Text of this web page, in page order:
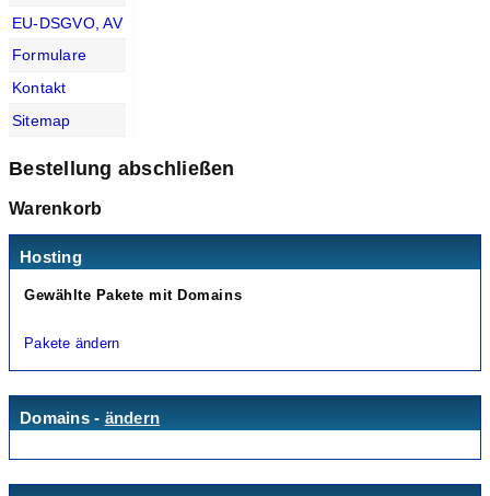
EU-DSGVO, AV
Formulare
Kontakt
Sitemap
Bestellung abschließen
Warenkorb
Hosting
Gewählte Pakete mit Domains
Pakete ändern
Domains - ändern